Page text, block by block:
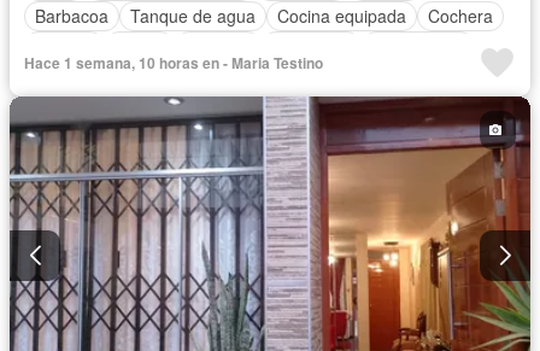
Barbacoa
Tanque de agua Cocina equipada
Cochera
Hace 1 semana, 10 horas en - Maria Testino